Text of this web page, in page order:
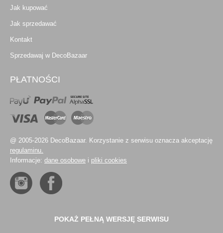
Jak kupować
Jak sprzedawać
Kontakt
Sprzedawaj w DecoBazaar
PŁATNOŚCI
@ 2005-2026 DecoBazaar. Korzystanie z serwisu oznacza akceptację
regulaminu.
Informacje: dane osobowe i pliki cookies
POKAŻ PEŁNĄ WERSJĘ SERWISU